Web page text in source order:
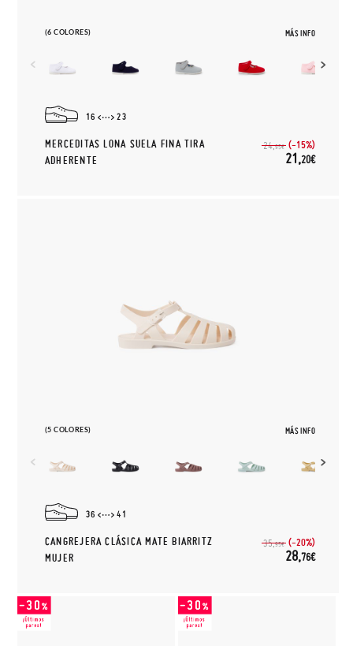
(6 COLORES) MÁS INFO
16 23
MERCEDITAS LONA SUELA FINA TIRA
ADHERENTE
24,95€ (-15%)
21,20€
(5 COLORES) MÁS INFO
36 41
CANGREJERA CLÁSICA MATE BIARRITZ
MUJER
35,95€ (-20%)
28,76€